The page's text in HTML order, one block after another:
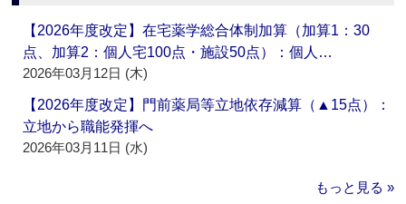
【2026年度改定】在宅薬学総合体制加算（加算1：30
点、加算2：個人宅100点・施設50点）：個人…
2026年03月12日 (木)
【2026年度改定】門前薬局等立地依存減算（▲15点）：
立地から職能発揮へ
2026年03月11日 (水)
もっと見る »